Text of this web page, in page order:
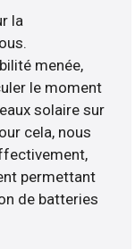
la
menée,
le moment
solaire sur
cela, nous
permettant
de batteries